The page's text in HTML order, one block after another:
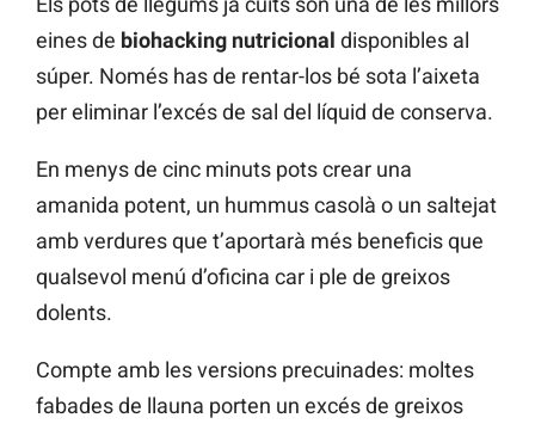
eines de biohacking nutricional disponibles al
súper. Només has de rentar-los bé sota l’aixeta
per eliminar l’excés de sal del líquid de conserva.
En menys de cinc minuts pots crear una
amanida potent, un hummus casolà o un saltejat
amb verdures que t’aportarà més beneficis que
qualsevol menú d’oficina car i ple de greixos
dolents.
Compte amb les versions precuinades: moltes
fabades de llauna porten un excés de greixos